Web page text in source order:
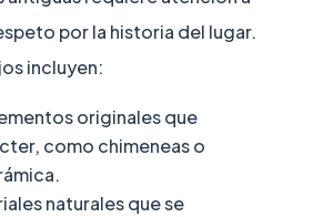
por la historia del lugar.
incluyen:
originales que
como chimeneas o
naturales que se